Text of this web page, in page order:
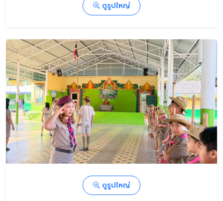
ดูรูปใหญ่
ดูรูปใหญ่